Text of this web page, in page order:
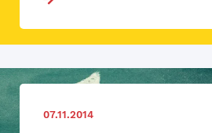
07.11.2014